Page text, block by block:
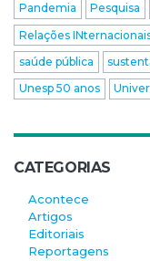
Pandemia
Pesquisa
Relações
saúde pública
Unesp 50 anos
CATEGORIAS
Acontece
Artigos
Editoriais
Reportagens